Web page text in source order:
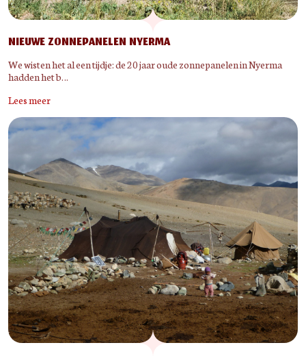
NIEUWE ZONNEPANELEN NYERMA
We wisten het al een tijdje: de 20 jaar oude zonnepanelen in Nyerma
hadden het b…
Lees meer